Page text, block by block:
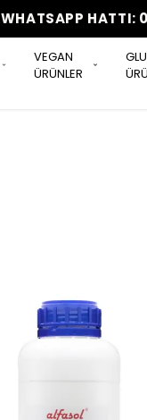
WHATSAPP HATTI:
VEGAN
ÜRÜNLER